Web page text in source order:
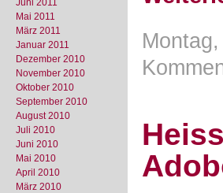
Juni 2011
Mai 2011
März 2011
Januar 2011
Dezember 2010
November 2010
Oktober 2010
September 2010
August 2010
Juli 2010
Juni 2010
Mai 2010
April 2010
März 2010